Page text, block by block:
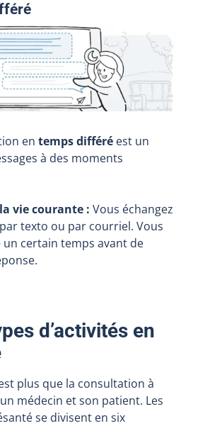
en temps différéest un
à des moments
vie courante : Vous échangez
texto ou par courriel. Vous
certain temps avant de
d’activités en
plus que la consultation à
médecin et son patient. Les
se divisent en six